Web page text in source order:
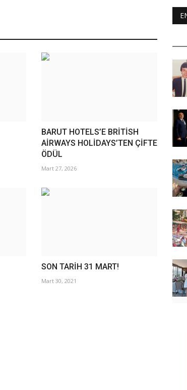
BARUT HOTELS’E BRİTİSH
AİRWAYS HOLİDAYS’TEN ÇİFTE
ÖDÜL
Mart 27, 2026
SON TARİH 31 MART!
Mart 30, 2021